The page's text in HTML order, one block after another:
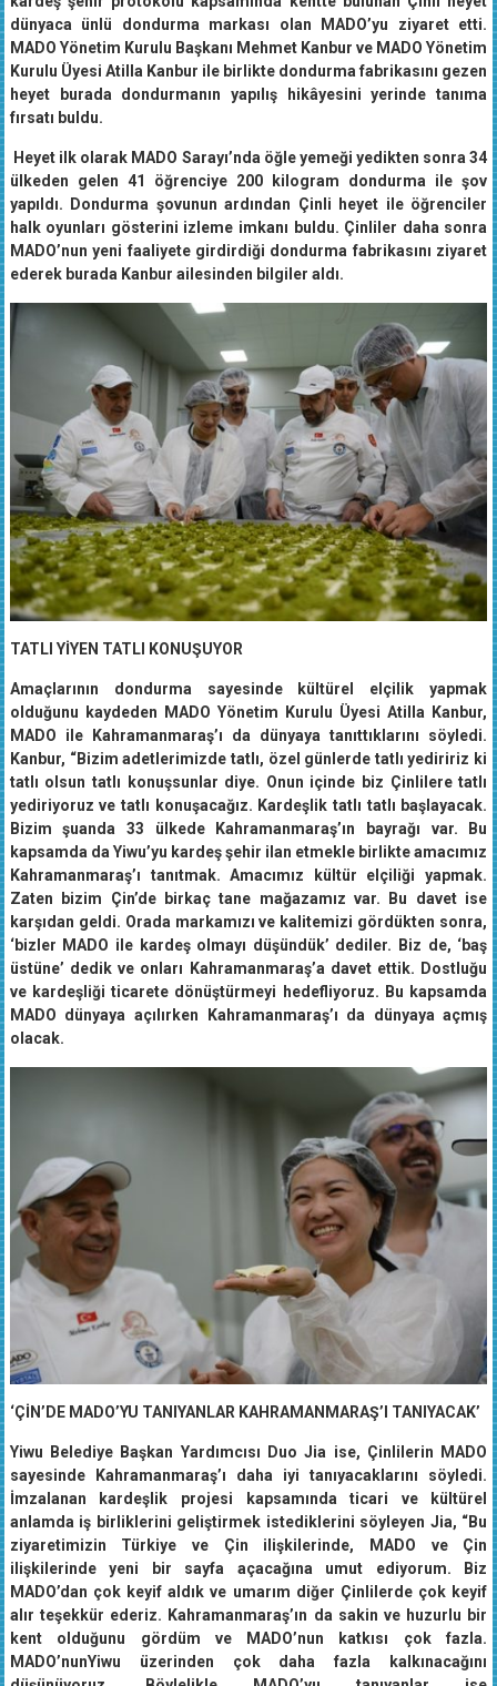
dünyaca ünlü dondurma markası olan MADO’yu ziyaret etti.
MADO Yönetim Kurulu Başkanı Mehmet Kanbur ve MADO Yönetim
Kurulu Üyesi Atilla Kanbur ile birlikte dondurma fabrikasını gezen
heyet burada dondurmanın yapılış hikâyesini yerinde tanıma
fırsatı buldu.
ülkeden gelen 41 öğrenciye 200 kilogram dondurma ile şov
yapıldı. Dondurma şovunun ardından Çinli heyet ile öğrenciler
halk oyunları gösterini izleme imkanı buldu. Çinliler daha sonra
MADO’nun yeni faaliyete girdirdiği dondurma fabrikasını ziyaret
ederek burada Kanbur ailesinden bilgiler aldı.
TATLI YİYEN TATLI KONUŞUYOR
olduğunu kaydeden MADO Yönetim Kurulu Üyesi Atilla Kanbur,
MADO ile Kahramanmaraş’ı da dünyaya tanıttıklarını söyledi.
Kanbur, “Bizim adetlerimizde tatlı, özel günlerde tatlı yediririz ki
tatlı olsun tatlı konuşsunlar diye. Onun içinde biz Çinlilere tatlı
yediriyoruz ve tatlı konuşacağız. Kardeşlik tatlı tatlı başlayacak.
Bizim şuanda 33 ülkede Kahramanmaraş’ın bayrağı var. Bu
kapsamda da Yiwu’yu kardeş şehir ilan etmekle birlikte amacımız
Kahramanmaraş’ı tanıtmak. Amacımız kültür elçiliği yapmak.
Zaten bizim Çin’de birkaç tane mağazamız var. Bu davet ise
karşıdan geldi. Orada markamızı ve kalitemizi gördükten sonra,
‘bizler MADO ile kardeş olmayı düşündük’ dediler. Biz de, ‘baş
üstüne’ dedik ve onları Kahramanmaraş’a davet ettik. Dostluğu
ve kardeşliği ticarete dönüştürmeyi hedefliyoruz. Bu kapsamda
MADO dünyaya açılırken Kahramanmaraş’ı da dünyaya açmış
olacak.
‘ÇİN’DE MADO’YU TANIYANLAR KAHRAMANMARAŞ’I TANIYACAK’
sayesinde Kahramanmaraş’ı daha iyi tanıyacaklarını söyledi.
İmzalanan kardeşlik projesi kapsamında ticari ve kültürel
anlamda iş birliklerini geliştirmek istediklerini söyleyen Jia, “Bu
ziyaretimizin Türkiye ve Çin ilişkilerinde, MADO ve Çin
ilişkilerinde yeni bir sayfa açacağına umut ediyorum. Biz
MADO’dan çok keyif aldık ve umarım diğer Çinlilerde çok keyif
alır teşekkür ederiz. Kahramanmaraş’ın da sakin ve huzurlu bir
kent olduğunu gördüm ve MADO’nun katkısı çok fazla.
MADO’nunYiwu üzerinden çok daha fazla kalkınacağını
düşünüyoruz. Böylelikle MADO’yu tanıyanlar ise